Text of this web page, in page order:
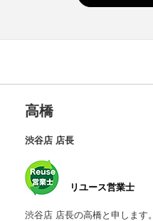
高橋
渋谷店 店長
リユース営業士
渋谷店 店長の高橋と申します。